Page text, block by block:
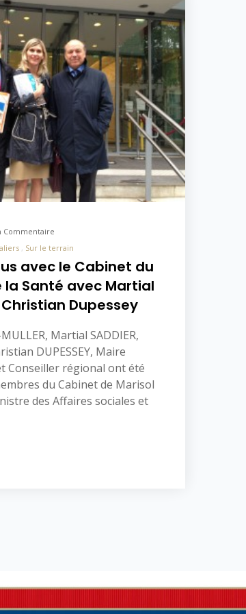
Commentaire
Sur le terrain
avec le Cabinet du
la Santé avec Martial
Dupessey
Martial SADDIER,
DUPESSEY, Maire
Conseiller régional ont été
du Cabinet de Marisol
des Affaires sociales et